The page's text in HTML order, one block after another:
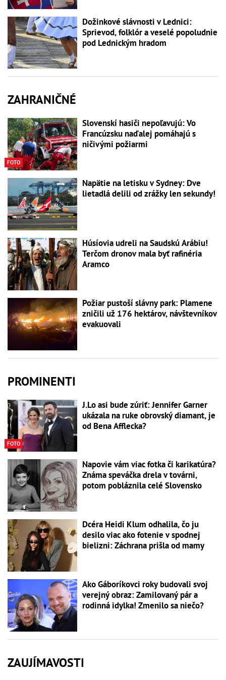
Dožinkové slávnosti v Lednici:
Sprievod, folklór a veselé popoludnie
pod Lednickým hradom
ZAHRANIČNÉ
FOTO
Slovenskí hasiči nepoľavujú: Vo
Francúzsku naďalej pomáhajú s
ničivými požiarmi
Napätie na letisku v Sydney: Dve
lietadlá delili od zrážky len sekundy!
Húsíovia udreli na Saudskú Arábiu!
Terčom dronov mala byť rafinéria
Aramco
Požiar pustoší slávny park: Plamene
zničili už 176 hektárov, návštevníkov
evakuovali
PROMINENTI
FOTO
J.Lo asi bude zúriť: Jennifer Garner
ukázala na ruke obrovský diamant, je
od Bena Afflecka?
Napovie vám viac fotka či karikatúra?
Známa speváčka drela v továrni,
potom pobláznila celé Slovensko
Dcéra Heidi Klum odhalila, čo ju
desilo viac ako fotenie v spodnej
bielizni: Záchrana prišla od mamy
Ako Gáboríkovci roky budovali svoj
verejný obraz: Zamilovaný pár a
rodinná idylka! Zmenilo sa niečo?
ZAUJÍMAVOSTI